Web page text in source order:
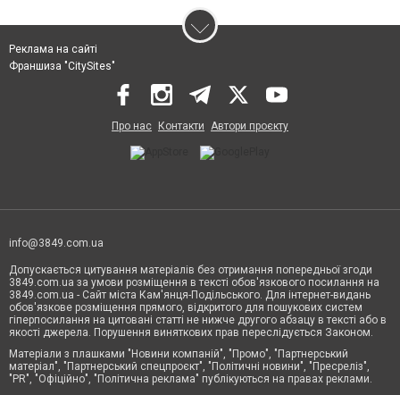
Реклама на сайті
Франшиза "CitySites"
Про нас Контакти Автори проєкту
info@3849.com.ua
Допускається цитування матеріалів без отримання попередньої згоди
3849.com.ua за умови розміщення в тексті обов'язкового посилання на
3849.com.ua - Сайт міста Кам'янця-Подільського. Для інтернет-видань
обов'язкове розміщення прямого, відкритого для пошукових систем
гіперпосилання на цитовані статті не нижче другого абзацу в тексті або в
якості джерела. Порушення виняткових прав переслідується Законом.
Матеріали з плашками "Новини компаній", "Промо", "Партнерський
матеріал", "Партнерський спецпроєкт", "Політичні новини", "Пресреліз",
"PR", "Офіційно", "Політична реклама" публікуються на правах реклами.